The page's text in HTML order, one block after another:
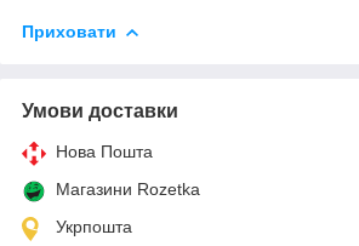
Приховати
Умови доставки
Нова Пошта
Магазини Rozetka
Укрпошта